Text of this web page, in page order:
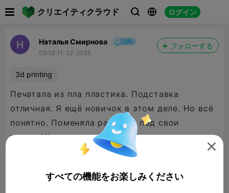
クリエイティクラウド   ログイン
Наталья Смирнова
09:58 11-22-2025
フォローする
3d printing
Печатала из пла пластика. Подставка
отличная. Я ещё новичок в этом деле. Но всё
понятно. Поменяла размеры под свои
пульты)))

すべての機能をお楽しみください